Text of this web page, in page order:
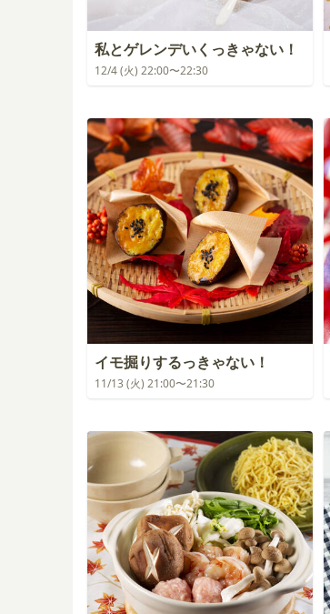
私とゲレンデいくっきゃない！
12/4 (火) 22:00〜22:30
イモ掘りするっきゃない！
11/13 (火) 21:00〜21:30